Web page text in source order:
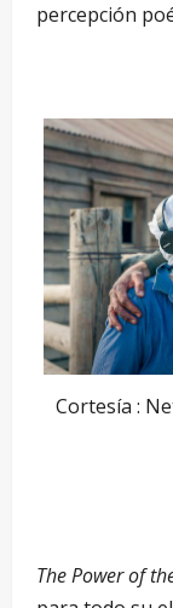
percepción
Cortesía :
The Power of